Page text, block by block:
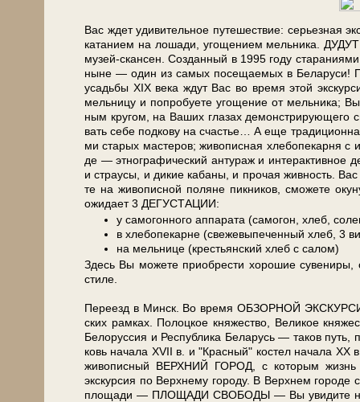
Вас ждет уди­ви­тель­ное пу­те­ше­ствие: се­рьез­ная
ка­та­ни­ем на ло­ша­ди, уго­ще­ни­ем мель­ни­ка.
музей-скансен. Со­здан­ный в 1995 го­ду
ны­не — один из са­мых по­се­щае­мых в Бе­ла­ру­си!
усадь­бы XIX ве­ка ждут Вас во вре­мя этой
мель­ни­цу и по­про­бу­е­те уго­ще­ние от мель­ни­ка;
ным кру­гом, на Ва­ших гла­зах де­мон­стри­рую­ще­го
вать се­бе под­ко­ву на сча­стье… А еще
ми ста­рых ма­сте­ров; жи­во­пис­ная хле­бо­пе­кар­ня
де — эт­но­гра­фи­че­ский ан­ту­раж и ин­терак­тив­ное
и стра­у­сы, и ди­кие ка­ба­ны, и про­чая жив­ность.
те на жи­во­пис­ной по­ля­не пик­ни­ков, смо­же­те
ожи­да­ет 3 ДЕГУСТАЦИИ:
у самогонного аппарата (самогон, хлеб,
в хлебопекарне (свежевыпеченный хлеб, 3
на мельнице (крестьянский хлеб с салом)
Здесь Вы мо­же­те при­об­ре­сти хо­ро­шие
сти­ле.
Пе­ре­езд в Минск. Во вре­мя ОБЗОРНОЙ
ских рам­ках. По­лоц­кое кня­же­ство, Ве­ли­кое
Бе­ло­рус­сия и Рес­пуб­ли­ка Бе­ла­русь — та­ков
ковь на­ча­ла ХVII в. и "Крас­ный" ко­стел на­ча­ла ХХ
жи­во­пис­ный ВЕРХНИЙ ГОРОД, с ко­то­рым жизнь
экскурсия по Верх­не­му го­ро­ду. В Верх­нем го­ро­де
пло­ща­ди — ПЛОЩАДИ СВОБОДЫ — Вы уви­ди­те